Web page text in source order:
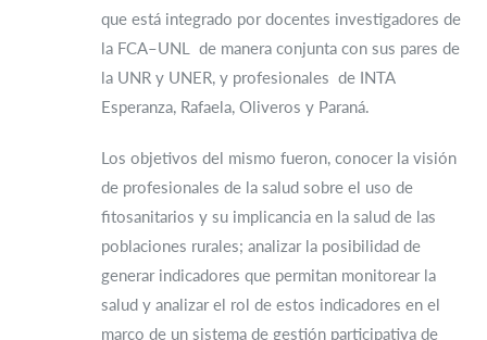
que está integrado por docentes investigadores de
la FCA–UNL de manera conjunta con sus pares de
la UNR y UNER, y profesionales de INTA
Esperanza, Rafaela, Oliveros y Paraná.
Los objetivos del mismo fueron, conocer la visión
de profesionales de la salud sobre el uso de
fitosanitarios y su implicancia en la salud de las
poblaciones rurales; analizar la posibilidad de
generar indicadores que permitan monitorear la
salud y analizar el rol de estos indicadores en el
marco de un sistema de gestión participativa de